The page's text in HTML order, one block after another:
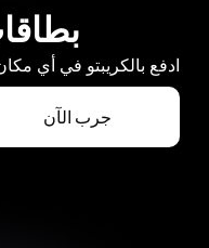
ادفع بالكريبتو في أي
جرب الآن